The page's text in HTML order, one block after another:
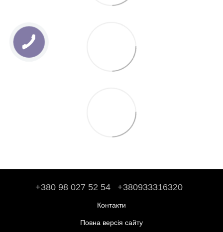
+380 98 027 52 54 +380933316320
Контакти
Повна версія сайту